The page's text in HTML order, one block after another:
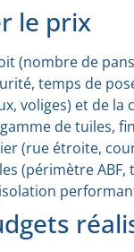
le prix
(nombre de
temps de
voliges) et de
de tuiles,
(rue étroite,
(périmètre